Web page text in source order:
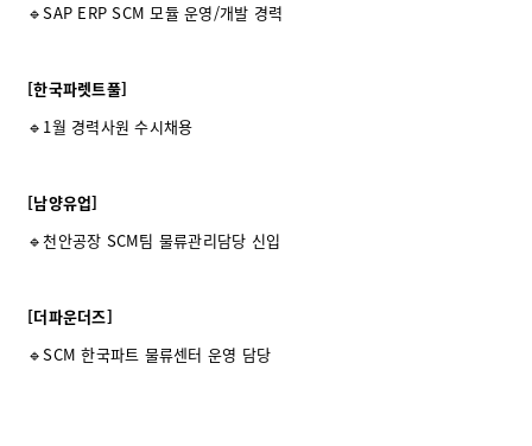
🔹SAP ERP SCM 모듈 운영/개발 경력
[한국파렛트풀]
🔹1월 경력사원 수시채용
[남양유업]
🔹천안공장 SCM팀 물류관리담당 신입
[더파운더즈]
🔹SCM 한국파트 물류센터 운영 담당